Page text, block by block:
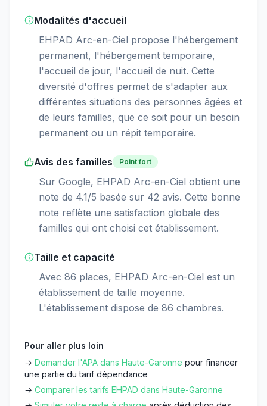
Modalités d'accueil
EHPAD Arc-en-Ciel propose l'hébergement
permanent, l'hébergement temporaire,
l'accueil de jour, l'accueil de nuit. Cette
diversité d'offres permet de s'adapter aux
différentes situations des personnes âgées et
de leurs familles, que ce soit pour un besoin
permanent ou un répit temporaire.
Avis des familles Point fort
Sur Google, EHPAD Arc-en-Ciel obtient une
note de 4.1/5 basée sur 42 avis. Cette bonne
note reflète une satisfaction globale des
familles qui ont choisi cet établissement.
Taille et capacité
Avec 86 places, EHPAD Arc-en-Ciel est un
établissement de taille moyenne.
L'établissement dispose de 86 chambres.
Pour aller plus loin
→ Demander l'APA dans Haute-Garonne pour financer
une partie du tarif dépendance
→ Comparer les tarifs EHPAD dans Haute-Garonne